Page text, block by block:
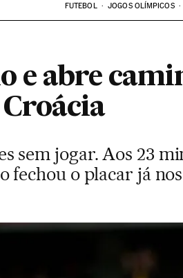
FUTEBOL JOGOS OLÍMPICOS
e abre
sem jogar. Aos 23
o placar já